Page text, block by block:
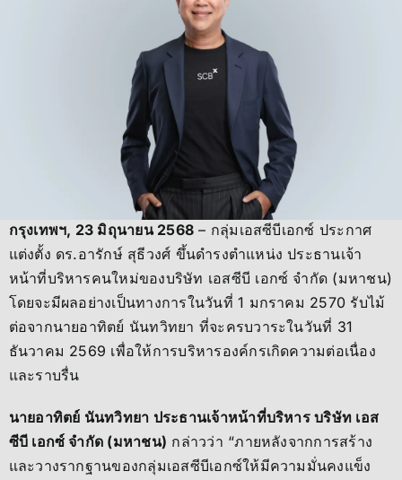
กรุงเทพฯ, 23 มิถุนายน 2568 – กลุ่มเอสซีบีเอกซ์ ประกาศ
แต่งตั้ง ดร.อารักษ์ สุธีวงศ์ ขึ้นดำรงตำแหน่ง ประธานเจ้า
หน้าที่บริหารคนใหม่ของบริษัท เอสซีบี เอกซ์ จำกัด (มหาชน)
โดยจะมีผลอย่างเป็นทางการในวันที่ 1 มกราคม 2570 รับไม้
ต่อจากนายอาทิตย์ นันทวิทยา ที่จะครบวาระในวันที่ 31
ธันวาคม 2569 เพื่อให้การบริหารองค์กรเกิดความต่อเนื่อง
และราบรื่น
นายอาทิตย์ นันทวิทยา ประธานเจ้าหน้าที่บริหาร บริษัท เอส
ซีบี เอกซ์ จำกัด (มหาชน) กล่าวว่า “ภายหลังจากการสร้าง
และวางรากฐานของกลุ่มเอสซีบีเอกซ์ให้มีความมั่นคงแข็ง